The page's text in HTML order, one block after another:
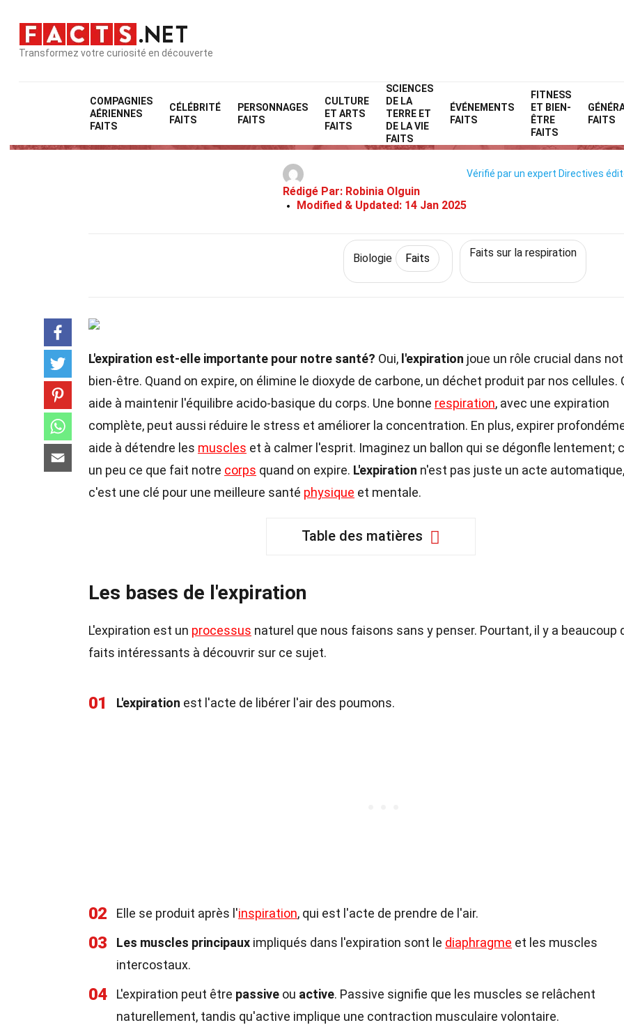
Transformez votre curiosité en découverte
COMPAGNIES
AÉRIENNES
FAITS
CÉLÉBRITÉ
FAITS
PERSONNAGES
FAITS
CULTURE
ET ARTS
FAITS
SCIENCES
DE LA
TERRE ET
DE LA VIE
FAITS
ÉVÉNEMENTS
FAITS
FITNESS
ET BIEN-
ÊTRE
FAITS
FAITS
Home Science BiologieFaits
30 Faits Sur Expiration
Rédigé Par: Robinia Olguin
Modified & Updated: 14 Jan 2025
Vérifié par un expert Directives
Biologie Faits Faits sur la respiration
L'expiration est-elle importante pour notre santé? Oui, l'expiration joue un rôle crucial dans
bien-être. Quand on expire, on élimine le dioxyde de carbone, un déchet produit par nos cellules.
aide à maintenir l'équilibre acido-basique du corps. Une bonne respiration, avec une expiration
complète, peut aussi réduire le stress et améliorer la concentration. En plus, expirer
aide à détendre les muscles et à calmer l'esprit. Imaginez un ballon qui se dégonfle lentement;
un peu ce que fait notre corps quand on expire. L'expiration n'est pas juste un acte automatique,
c'est une clé pour une meilleure santé physique et mentale.
Table des matières
Les bases de l'expiration
L'expiration est un processus naturel que nous faisons sans y penser. Pourtant, il y a beaucoup
faits intéressants à découvrir sur ce sujet.
01 L'expiration est l'acte de libérer l'air des poumons.
02 Elle se produit après l'inspiration, qui est l'acte de prendre de l'air.
03 Les muscles principaux impliqués dans l'expiration sont le diaphragme et les muscles
intercostaux.
04 L'expiration peut être passive ou active. Passive signifie que les muscles se relâchent
naturellement, tandis qu'active implique une contraction musculaire volontaire.